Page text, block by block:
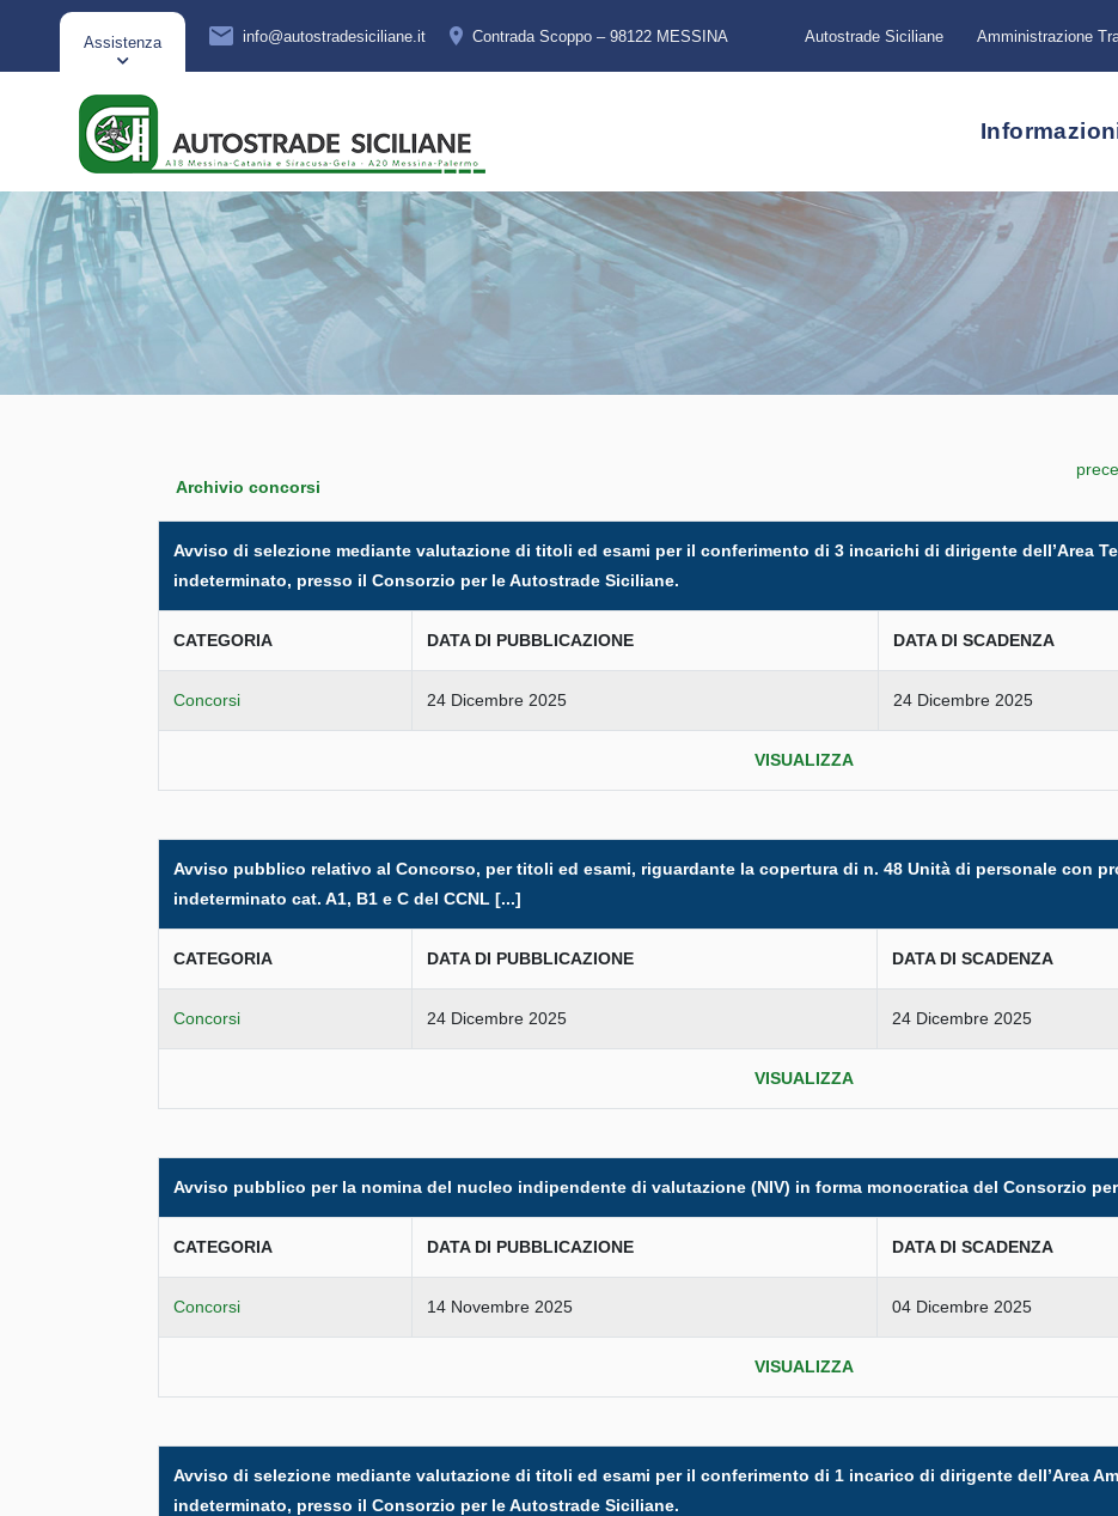
Assistenza info@autostradesiciliane.it Contrada Scoppo – 98122 MESSINA Autostrade Siciliane Amministrazione
Archivio concorsi
Avviso di selezione mediante valutazione di titoli ed esami per il conferimento di 3 incarichi di dirigente dell’Area
indeterminato, presso il Consorzio per le Autostrade Siciliane.
CATEGORIA DATA DI PUBBLICAZIONE DATA DI SCADENZA
Concorsi 24 Dicembre 2025 24 Dicembre 2025
VISUALIZZA
Avviso pubblico relativo al Concorso, per titoli ed esami, riguardante la copertura di n. 48 Unità di personale con
indeterminato cat. A1, B1 e C del CCNL [...]
CATEGORIA DATA DI PUBBLICAZIONE DATA DI SCADENZA
Concorsi 24 Dicembre 2025 24 Dicembre 2025
VISUALIZZA
Avviso pubblico per la nomina del nucleo indipendente di valutazione (NIV) in forma monocratica del Consorzio
CATEGORIA DATA DI PUBBLICAZIONE DATA DI SCADENZA
Concorsi 14 Novembre 2025 04 Dicembre 2025
VISUALIZZA
Avviso di selezione mediante valutazione di titoli ed esami per il conferimento di 1 incarico di dirigente dell’Area
indeterminato, presso il Consorzio per le Autostrade Siciliane.